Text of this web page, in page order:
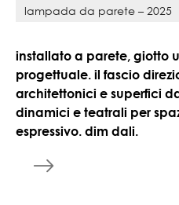
lampada da parete – 2025
installato a parete, giotto
progettuale. il fascio
architettonici e superfici
dinamici e teatrali per
espressivo. dim dali.